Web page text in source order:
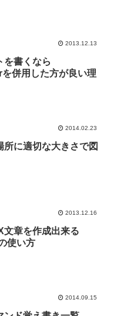
2013.12.13
を書くなら
併用した方が良い理
2014.02.23
所に適切な大きさで図
2013.12.16
文章を作成出来る
使い方
2014.09.15